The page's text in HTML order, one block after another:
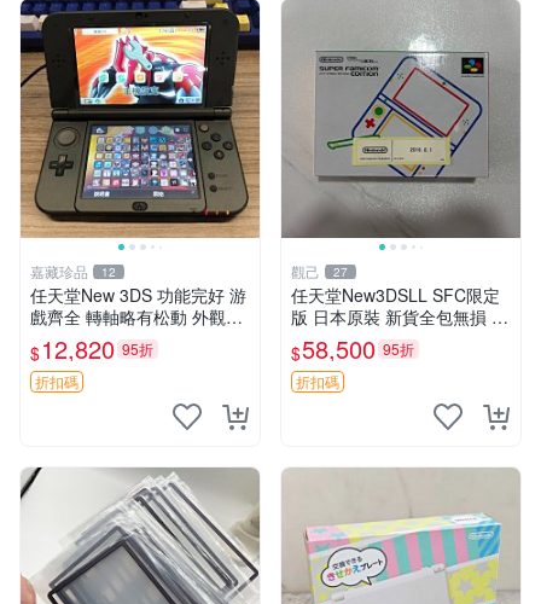
嘉藏珍品 12
任天堂New 3DS 功能完好 游
戲齊全 轉軸略有松動 外觀如
新 內存卡完整 推薦收藏 復古
掌機 游戲機 Nintendo 3DS游
戲平臺
$12,820 95折
折扣碼
觀己 27
任天堂New3DSLL SFC限定
版 日本原裝 新貨全包無損 現
代遊戲典藏 威豹直營 售後保
固 電子新品收藏推薦 全新SF
C限定款 新3DSLL 電子產
$58,500 95折
折扣碼